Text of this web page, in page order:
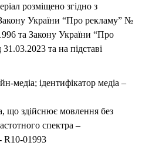
розміщено згідно з
України “Про рекламу” №
та Закону України “Про
та на підставі
медіа; ідентифікатор медіа –
що здійснює мовлення без
спектра –
R10-01993